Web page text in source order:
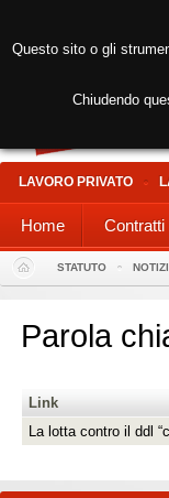
LAVORO PRIVATO
Home Contratti
STATUTO
Parola
Link
La lotta contro il ddl
Questo sito o gli
Chiudendo